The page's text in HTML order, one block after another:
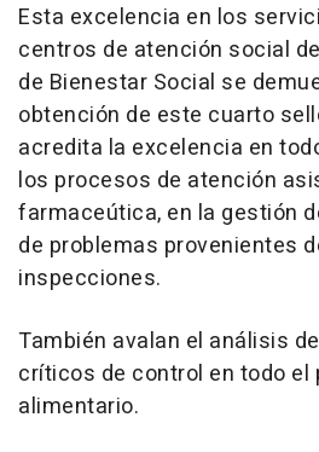
Esta excelencia en los
centros de atención social
de Bienestar Social se
obtención de este cuarto
acredita la excelencia en
los procesos de atención
farmaceútica, en la gestión
de problemas provenientes
inspecciones.
También avalan el análisis
críticos de control en todo el
alimentario.